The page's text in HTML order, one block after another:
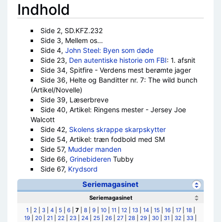
Indhold
Side 2, SD.KFZ.232
Side 3, Mellem os…
Side 4, John Steel: Byen som døde
Side 23, Den autentiske historie om FBI: 1. afsnit
Side 34, Spitfire - Verdens mest berømte jager
Side 36, Helte og Banditter nr. 7: The wild bunch
(Artikel/Novelle)
Side 39, Læserbreve
Side 40, Artikel: Ringens mester - Jersey Joe
Walcott
Side 42, Skolens skrappe skarpskytter
Side 54, Artikel: træn fodbold med SM
Side 57, Mudder manden
Side 66, GrinebiderenTubby
Side 67, Krydsord
Seriemagasinet
Seriemagasinet
1
2 3| 4| 5 6| 7| 8| 9| 10| 11 12 13| 14| 15 16| 17| 18|
19
20 21 22 23 24 25 26 27 28 29 30 31 32 33